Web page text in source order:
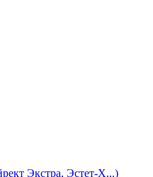
Экстра, Эстет-Х...)